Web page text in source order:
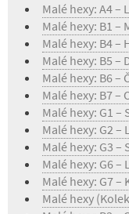
Malé hexy: A4 –
Malé hexy: B1
Malé hexy: B4 –
Malé hexy: B5 –
Malé hexy: B6 –
Malé hexy: B7 –
Malé hexy: G1
Malé hexy: G2
Malé hexy: G3 –
Malé hexy: G6
Malé hexy: G7 –
Malé hexy